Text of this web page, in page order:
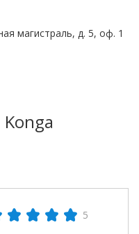
магистраль, д. 5, оф. 1
5